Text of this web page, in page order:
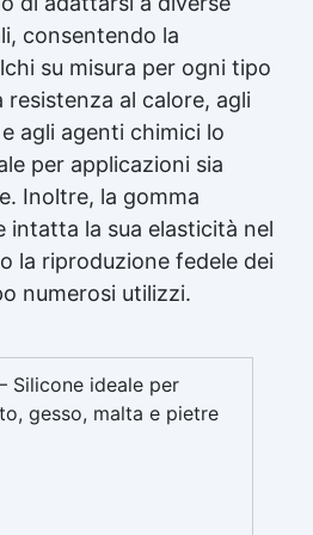
siliconica dettagliata
modelli precisi Gomma
precisi Gomma siliconica
Gomma siliconica per
per calchi artistici
oggetti durevoli Gomma
Gomma siliconica ad alta
siliconica per dettagli
per modellini Gomma
resistenti See all articles
per stampi 25 articles ▸
al silicone per stampi
colata Gomma liquida per
per stampi durevoli
colata Gomma siliconica
siliconica colata Gomma
consentendo la
su misura per ogni tipo
al calore, agli
agli agenti chimici lo
per applicazioni sia
Inoltre, la gomma
intatta la sua elasticità nel
la riproduzione fedele dei
numerosi utilizzi.